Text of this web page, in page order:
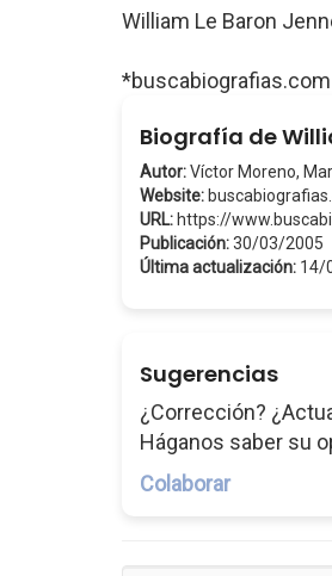
William Le Baron
*buscabiografias.com
Biografía de
Autor:Víctor Moreno,
Website:
URL: https://
Publicación:30/03/2005
Última actualización: 14/
Sugerencias
¿Corrección?
Háganos saber su
Colaborar